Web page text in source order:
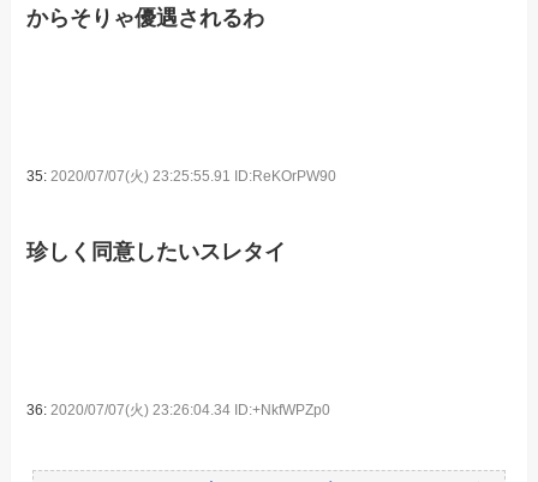
からそりゃ優遇されるわ
35:2020/07/07(火) 23:25:55.91 ID:ReKOrPW90
珍しく同意したいスレタイ
36: 2020/07/07(火) 23:26:04.34 ID:+NkfWPZp0